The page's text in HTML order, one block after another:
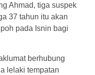
Ahmad, tiga suspek
37 tahun itu akan
pada Isnin bagi
berhubung
lelaki tempatan